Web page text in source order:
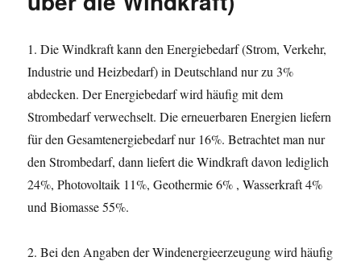
1. Die Windkraft kann den Energiebedarf (Strom, Verkehr,
Industrie und Heizbedarf) in Deutschland nur zu 3%
abdecken. Der Energiebedarf wird häufig mit dem
Strombedarf verwechselt. Die erneuerbaren Energien liefern
für den Gesamtenergiebedarf nur 16%. Betrachtet man nur
den Strombedarf, dann liefert die Windkraft davon lediglich
24%, Photovoltaik 11%, Geothermie 6% , Wasserkraft 4%
und Biomasse 55%.
2. Bei den Angaben der Windenergieerzeugung wird häufig